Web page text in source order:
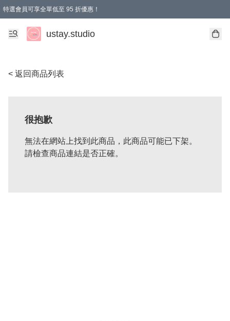
特選會員可享全單低至 95 折優惠！
ustay.studio
< 返回商品列表
很抱歉
無法在網站上找到此商品，此商品可能已下架。
請檢查商品連結是否正確。